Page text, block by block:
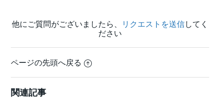
他にご質問がございましたら、 リクエストを送信してく
ださい
ページの先頭へ戻る
関連記事